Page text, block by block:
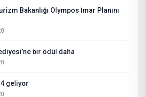
Bakanlığı Olympos İmar Planını
bir ödül daha
geliyor